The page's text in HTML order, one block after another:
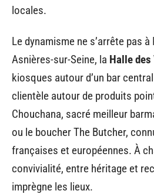
locales.
Le dynamisme ne s’arrête pas
Asnières-sur-Seine, la Halle
kiosques autour d’un bar
clientèle autour de produits
Chouchana, sacré meilleur
ou le boucher The Butcher,
françaises et européennes. À
convivialité, entre héritage et
imprègne les lieux.